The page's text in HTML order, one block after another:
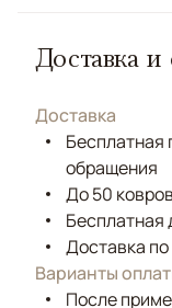
Доставка и
Доставка
Бесплатная
обращения
До 50
Бесплатная
Доставка
Варианты
После